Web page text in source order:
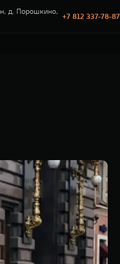
д. Порошкино,
+7 812 337-78-87